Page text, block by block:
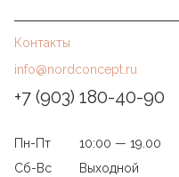
Контакты
info@nordconcept.ru
+7 (903) 180-40-90
Пн-Пт
10:00 — 19.00
Сб-Вс
Выходной